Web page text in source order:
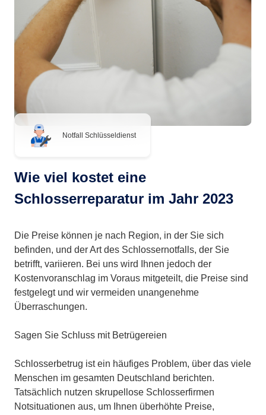
Notfall Schlüsseldienst
Wie viel kostet eine
Schlosserreparatur im Jahr 2023
Die Preise können je nach Region, in der Sie sich
befinden, und der Art des Schlossernotfalls, der Sie
betrifft, variieren. Bei uns wird Ihnen jedoch der
Kostenvoranschlag im Voraus mitgeteilt, die Preise sind
festgelegt und wir vermeiden unangenehme
Überraschungen.
Sagen Sie Schluss mit Betrügereien
Schlosserbetrug ist ein häufiges Problem, über das viele
Menschen im gesamten Deutschland berichten.
Tatsächlich nutzen skrupellose Schlosserfirmen
Notsituationen aus, um Ihnen überhöhte Preise,